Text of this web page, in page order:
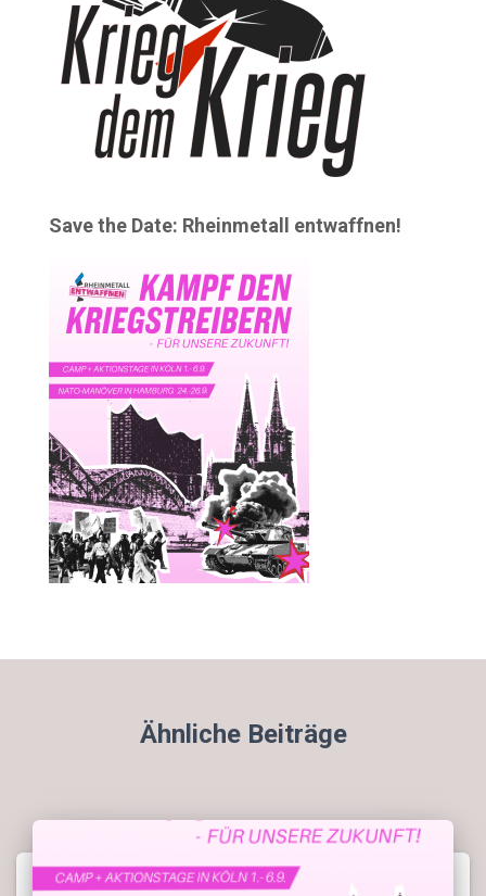
Save the Date: Rheinmetall entwaffnen!
Ähnliche Beiträge